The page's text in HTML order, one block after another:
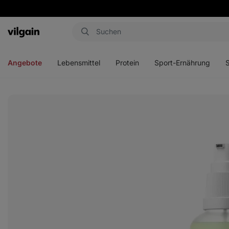
Aktin
Angebote Lebensmittel Protein Sport-Ernährung